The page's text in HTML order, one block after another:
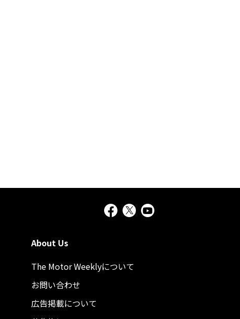
About Us
The Motor Weeklyについて
お問い合わせ
広告掲載について